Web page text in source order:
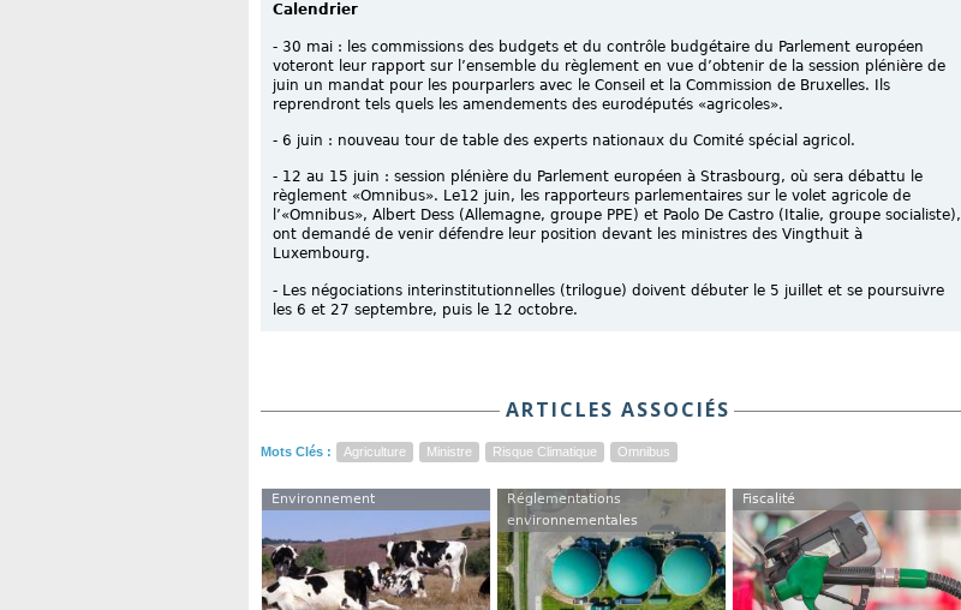
Calendrier
- 30 mai : les commissions des budgets et du contrôle budgétaire du Parlement européen
voteront leur rapport sur l’ensemble du règlement en vue d’obtenir de la session plénière de
juin un mandat pour les pourparlers avec le Conseil et la Commission de Bruxelles. Ils
reprendront tels quels les amendements des eurodéputés «agricoles».
- 6 juin : nouveau tour de table des experts nationaux du Comité spécial agricol.
- 12 au 15 juin : session plénière du Parlement européen à Strasbourg, où sera débattu le
règlement «Omnibus». Le12 juin, les rapporteurs parlementaires sur le volet agricole de
l’«Omnibus», Albert Dess (Allemagne, groupe PPE) et Paolo De Castro (Italie, groupe socialiste),
ont demandé de venir défendre leur position devant les ministres des Vingthuit à
Luxembourg.
- Les négociations interinstitutionnelles (trilogue) doivent débuter le 5 juillet et se poursuivre
les 6 et 27 septembre, puis le 12 octobre.
ARTICLES ASSOCIÉS
Mots Clés : Agriculture Ministre Risque Climatique Omnibus
Environnement
Réglementations
environnementales
Fiscalité